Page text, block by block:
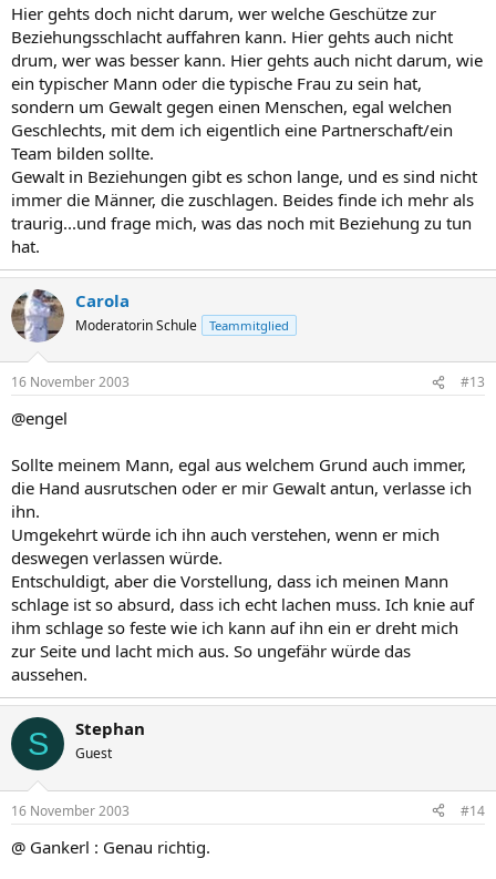
Hier gehts doch nicht darum, wer welche Geschütze zur
Beziehungsschlacht auffahren kann. Hier gehts auch nicht
drum, wer was besser kann. Hier gehts auch nicht darum, wie
ein typischer Mann oder die typische Frau zu sein hat,
sondern um Gewalt gegen einen Menschen, egal welchen
Geschlechts, mit dem ich eigentlich eine Partnerschaft/ein
Team bilden sollte.
Gewalt in Beziehungen gibt es schon lange, und es sind nicht
immer die Männer, die zuschlagen. Beides finde ich mehr als
traurig...und frage mich, was das noch mit Beziehung zu tun
hat.
Carola
Moderatorin Schule Teammitglied
16 November 2003 #13
@engel
Sollte meinem Mann, egal aus welchem Grund auch immer,
die Hand ausrutschen oder er mir Gewalt antun, verlasse ich
ihn.
Umgekehrt würde ich ihn auch verstehen, wenn er mich
deswegen verlassen würde.
Entschuldigt, aber die Vorstellung, dass ich meinen Mann
schlage ist so absurd, dass ich echt lachen muss. Ich knie auf
ihm schlage so feste wie ich kann auf ihn ein er dreht mich
zur Seite und lacht mich aus. So ungefähr würde das
aussehen.
S Stephan
Guest
16 November 2003 #14
@ Gankerl : Genau richtig.